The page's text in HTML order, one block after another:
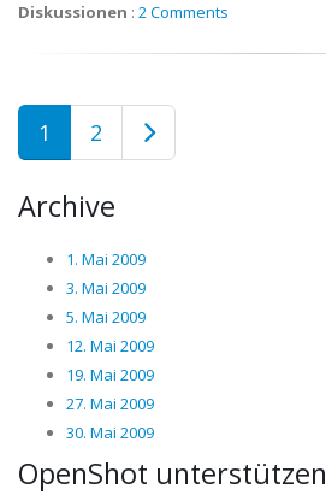
Diskussionen : 2 Comments
1 2
Archive
1. Mai 2009
3. Mai 2009
5. Mai 2009
12. Mai 2009
19. Mai 2009
27. Mai 2009
30. Mai 2009
OpenShot unterstützen